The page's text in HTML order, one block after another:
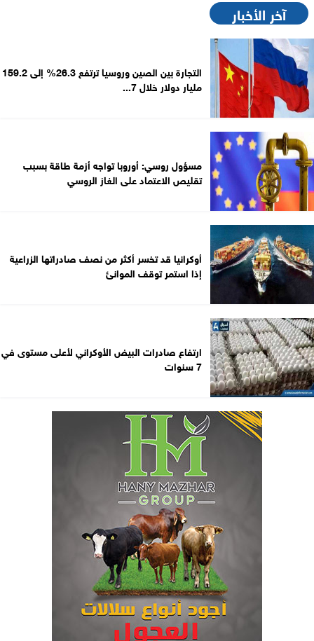
آخر الأخبار
التجارة بين الصين وروسيا ترتفع 26.3% إلى 159.2
مليار دولار خلال 7...
مسؤول روسي: أوروبا تواجه أزمة طاقة بسبب
تقليص الاعتماد على الغاز الروسي
أوكرانيا قد تخسر أكثر من نصف صادراتها الزراعية
إذا استمر توقف الموانئ
ارتفاع صادرات البيض الأوكراني لأعلى مستوى في
7 سنوات